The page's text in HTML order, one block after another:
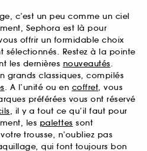
c’est un peu comme un ciel
Sephora est là pour
offrir un formidable choix
sélectionnés. Restez à la pointe
les dernières nouveautés.
grands classiques, compilés
. A l’unité ou en coffret, vous
préférées vous ont réservé
, il y a tout ce qu’il faut pour
les palettes sont
trousse, n’oubliez pas
qui font toujours bon